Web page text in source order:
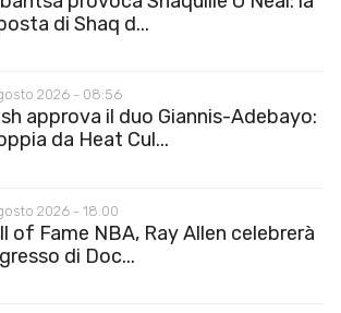
di Shaq d...
2026 - 08:56
approva il duo Giannis-Adebayo:
da Heat Cul...
2026 - 18:00
of Fame NBA, Ray Allen celebrerà
di Doc...